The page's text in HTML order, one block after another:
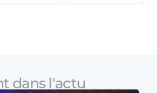
dans l'actu